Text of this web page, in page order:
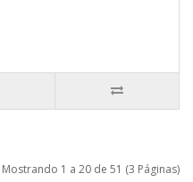
Mostrando 1 a 20 de 51 (3 Páginas)